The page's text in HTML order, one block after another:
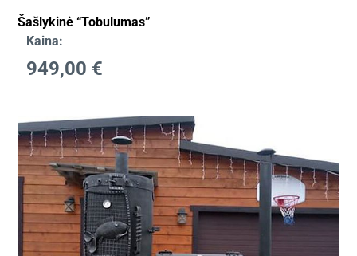
Šašlykinė “Tobulumas”
Kaina:
949,00 €